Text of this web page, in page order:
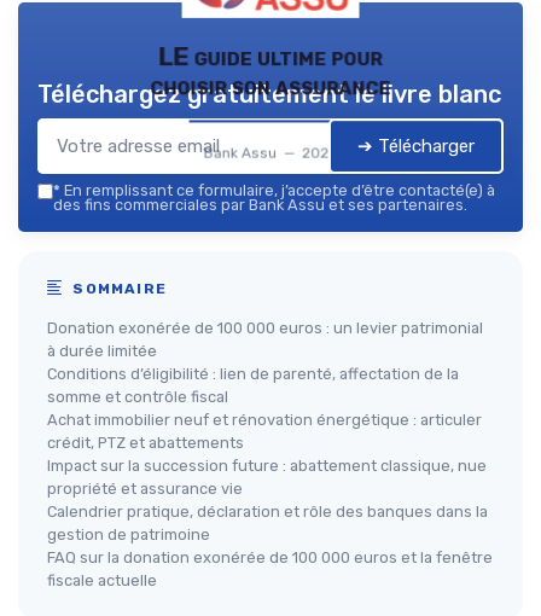
LE guide ultime pour
choisir son assurance
Bank Assu — 2026
Téléchargez gratuitement le livre blanc
➔ Télécharger
* En remplissant ce formulaire, j’accepte d’être contacté(e) à
des fins commerciales par Bank Assu et ses partenaires.
SOMMAIRE
Donation exonérée de 100 000 euros : un levier patrimonial
à durée limitée
Conditions d’éligibilité : lien de parenté, affectation de la
somme et contrôle fiscal
Achat immobilier neuf et rénovation énergétique : articuler
crédit, PTZ et abattements
Impact sur la succession future : abattement classique, nue
propriété et assurance vie
Calendrier pratique, déclaration et rôle des banques dans la
gestion de patrimoine
FAQ sur la donation exonérée de 100 000 euros et la fenêtre
fiscale actuelle